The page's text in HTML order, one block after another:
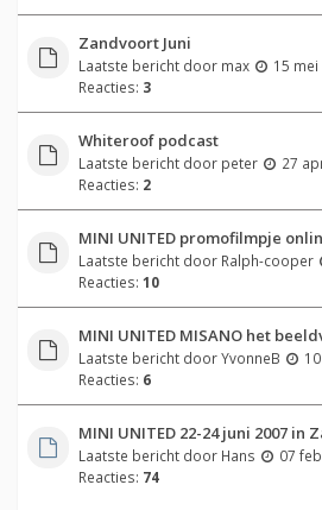
Zandvoort Juni
Laatste bericht door max
15 mei
Reacties: 3
Whiteroof podcast
Laatste bericht door peter
27
Reacties: 2
MINI UNITED promofilmpje
Laatste bericht door Ralph-cooper
Reacties: 10
MINI UNITED MISANO het
Laatste bericht doorYvonneB
Reacties: 6
MINI UNITED 22-24 juni 2007 in
Laatste bericht door Hans
07
Reacties: 74